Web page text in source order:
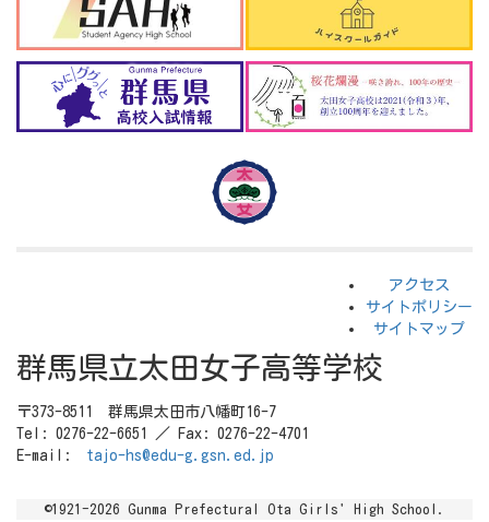
アクセス
サイトポリシー
サイトマップ
群馬県立太田女子高等学校
〒373-8511 群馬県太田市八幡町16-7
Tel: 0276-22-6651 ／ Fax: 0276-22-4701
E-mail: tajo-hs@edu-g.gsn.ed.jp
©1921-2026 Gunma Prefectural Ota Girls' High School.